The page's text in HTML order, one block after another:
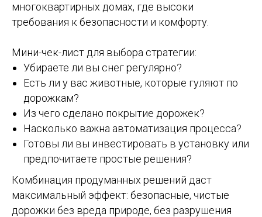
многоквартирных домах, где высоки
требования к безопасности и комфорту.
Мини-чек-лист для выбора стратегии:
Убираете ли вы снег регулярно?
Есть ли у вас животные, которые гуляют по
дорожкам?
Из чего сделано покрытие дорожек?
Насколько важна автоматизация процесса?
Готовы ли вы инвестировать в установку или
предпочитаете простые решения?
Комбинация продуманных решений даст
максимальный эффект: безопасные, чистые
дорожки без вреда природе, без разрушения